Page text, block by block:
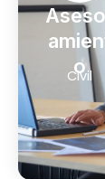
o
Civil